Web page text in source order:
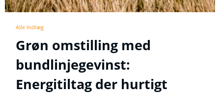
Alle Indlæg
Grøn omstilling med
bundlinjegevinst:
Energitiltag der hurtigt